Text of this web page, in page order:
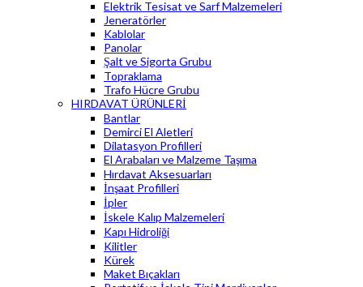
Elektrik Tesisat ve Sarf Malzemeleri
Jeneratörler
Kablolar
Panolar
Şalt ve Sigorta Grubu
Topraklama
Trafo Hücre Grubu
HIRDAVAT ÜRÜNLERİ
Bantlar
Demirci El Aletleri
Dilatasyon Profilleri
El Arabaları ve Malzeme Taşıma
Hırdavat Aksesuarları
İnşaat Profilleri
İpler
İskele Kalıp Malzemeleri
Kapı Hidroliği
Kilitler
Kürek
Maket Bıçakları